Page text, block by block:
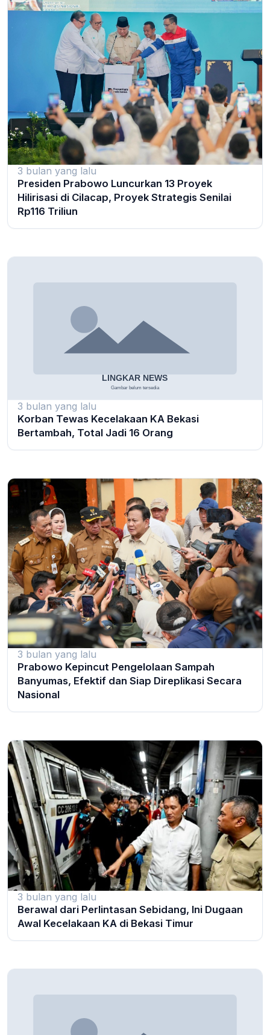
3 bulan yang lalu
Presiden Prabowo Luncurkan 13 Proyek
Hilirisasi di Cilacap, Proyek Strategis Senilai
Rp116 Triliun
3 bulan yang lalu
Korban Tewas Kecelakaan KA Bekasi
Bertambah, Total Jadi 16 Orang
3 bulan yang lalu
Prabowo Kepincut Pengelolaan Sampah
Banyumas, Efektif dan Siap Direplikasi Secara
Nasional
3 bulan yang lalu
Berawal dari Perlintasan Sebidang, Ini Dugaan
Awal Kecelakaan KA di Bekasi Timur